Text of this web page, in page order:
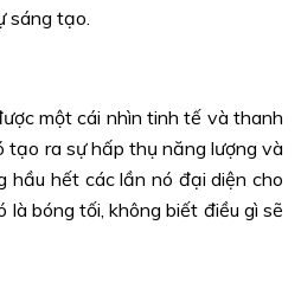
sáng tạo.
một cái nhìn tinh tế và thanh
tạo ra sự hấp thụ năng lượng và
hầu hết các lần nó đại diện cho
là bóng tối, không biết điều gì sẽ